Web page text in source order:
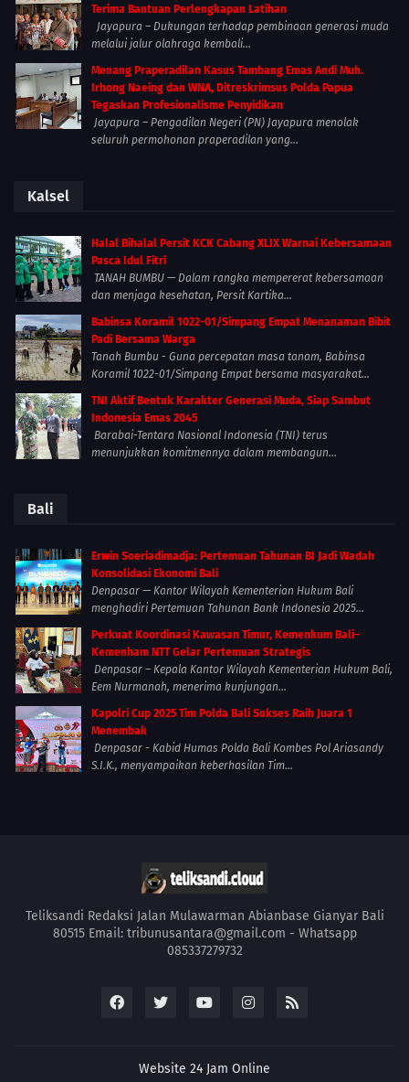
Terima Bantuan Perlengkapan Latihan
Jayapura – Dukungan terhadap pembinaan generasi muda
melalui jalur olahraga kembali...
Menang Praperadilan Kasus Tambang Emas Andi Muh.
Irhong Naeing dan WNA, Ditreskrimsus Polda Papua
Tegaskan Profesionalisme Penyidikan
Jayapura – Pengadilan Negeri (PN) Jayapura menolak
seluruh permohonan praperadilan yang...
Kalsel
Halal Bihalal Persit KCK Cabang XLIX Warnai Kebersamaan
Pasca Idul Fitri
TANAH BUMBU — Dalam rangka mempererat kebersamaan
dan menjaga kesehatan, Persit Kartika...
Babinsa Koramil 1022-01/Simpang Empat Menanaman Bibit
Padi Bersama Warga
Tanah Bumbu - Guna percepatan masa tanam, Babinsa
Koramil 1022-01/Simpang Empat bersama masyarakat...
TNI Aktif Bentuk Karakter Generasi Muda, Siap Sambut
Indonesia Emas 2045
Barabai-Tentara Nasional Indonesia (TNI) terus
menunjukkan komitmennya dalam membangun...
Bali
Erwin Soeriadimadja: Pertemuan Tahunan BI Jadi Wadah
Konsolidasi Ekonomi Bali
Denpasar — Kantor Wilayah Kementerian Hukum Bali
menghadiri Pertemuan Tahunan Bank Indonesia 2025...
Perkuat Koordinasi Kawasan Timur, Kemenkum Bali–
Kemenham NTT Gelar Pertemuan Strategis
Denpasar – Kepala Kantor Wilayah Kementerian Hukum Bali,
Eem Nurmanah, menerima kunjungan...
Kapolri Cup 2025 Tim Polda Bali Sukses Raih Juara 1
Menembak
Denpasar - Kabid Humas Polda Bali Kombes Pol Ariasandy
S.I.K., menyampaikan keberhasilan Tim...
Teliksandi Redaksi Jalan Mulawarman Abianbase Gianyar Bali
80515 Email: tribunusantara@gmail.com - Whatsapp
085337279732
Website 24 Jam Online